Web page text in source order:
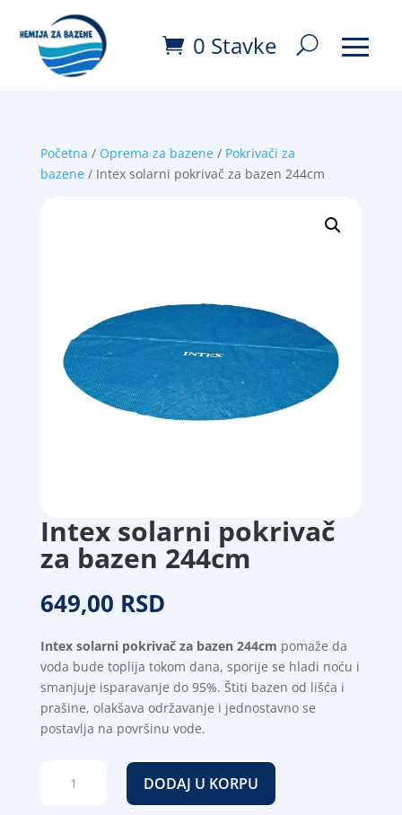
0 Stavke
Početna / Oprema za bazene/ Pokrivači za
bazene/ Intex solarni pokrivač za bazen 244cm
Intex solarni pokrivač
za bazen 244cm
649,00 RSD
Intex solarni pokrivač za bazen 244cm pomaže da
voda bude toplija tokom dana, sporije se hladi noću i
smanjuje isparavanje do 95%. Štiti bazen od lišća i
prašine, olakšava održavanje i jednostavno se
postavlja na površinu vode.
solarni
DODAJ U KORPU